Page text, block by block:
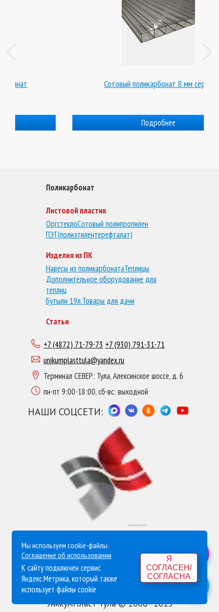
Мы используем cookie-файлы.
Соглашение об использовании
К сайту подключен сервис
Яндекс.Метрика, который также
использует файлы cookie
Я
СОГЛАСЕН/
СОГЛАСНА
Сотовый поликарбонат 8 мм серый
Поликарбонат
Листовой пластик
ОргстеклоСотовый полипропилен
ПЭТ(полиэтилентерефталат)
Изделия из ПК
Навесы из поликарбонатаТеплицы
Дополнительное оборудование для
теплиц
Бутыли 19л.Товары для дачи
Статьи
+7 (4872) 71-79-73 +7 (930) 791-31-71
unikumplasttula@yandex.ru
Терминал СЕВЕР: Тула, Алексинское шоссе, д. 6
пн-пт 9:00-18:00, сб-вс: выходной
НАШИ СОЦСЕТИ:
Политика конфиденциальности
Согласие на обработку персональных данных
Согласие на обработку данных Яндекс Метрика
УникумПласт Тула © 2006–2025